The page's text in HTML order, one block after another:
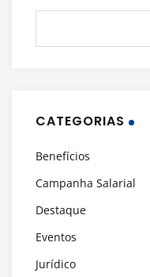
CATEGORIAS
Benefícios
Campanha Salarial
Destaque
Eventos
Jurídico